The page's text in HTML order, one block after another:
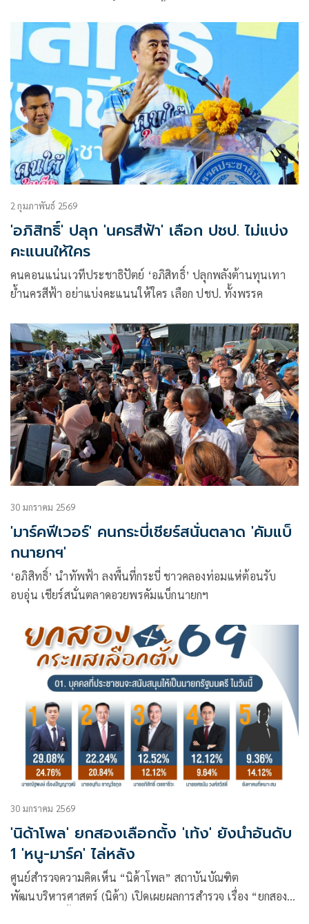
ท่วม
2 กุมภาพันธ์ 2569
'อภิสิทธิ์' ปลุก 'นครสีฟ้า' เลือก ปชป. ไม่แบ่ง
คะแนนให้ใคร
คนคอนแน่นเวทีประชาธิปัตย์ ‘อภิสิทธิ์’ ปลุกพลังต้านทุนเทา
ย้ำนครสีฟ้า อย่าแบ่งคะแนนให้ใคร เลือก ปชป. ทั้งพรรค
30 มกราคม 2569
'มาร์คฟีเวอร์' คนกระบี่เชียร์สนั่นตลาด 'คัมแบ็
กนายกฯ'
‘อภิสิทธิ์’ นำทัพฟ้า ลงพื้นที่กระบี่ ชาวคลองท่อมแห่ต้อนรับ
อบอุ่น เชียร์สนั่นตลาดอวยพรคัมแบ็กนายกฯ
30 มกราคม 2569
'นิด้าโพล' ยกสองเลือกตั้ง 'เท้ง' ยังนำอันดับ
1 'หนู-มาร์ค' ไล่หลัง
ศูนย์สำรวจความคิดเห็น “นิด้าโพล” สถาบันบัณฑิต
พัฒนบริหารศาสตร์ (นิด้า) เปิดเผยผลการสำรวจ เรื่อง “ยกสอง